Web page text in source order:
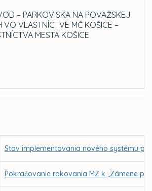
– PARKOVISKA NA POVAŽSKEJ
VO VLASTNÍCTVE MČ KOŠICE –
MESTA KOŠICE
Stav implementovania nového systému
Pokračovanie rokovania MZ k „Zámene